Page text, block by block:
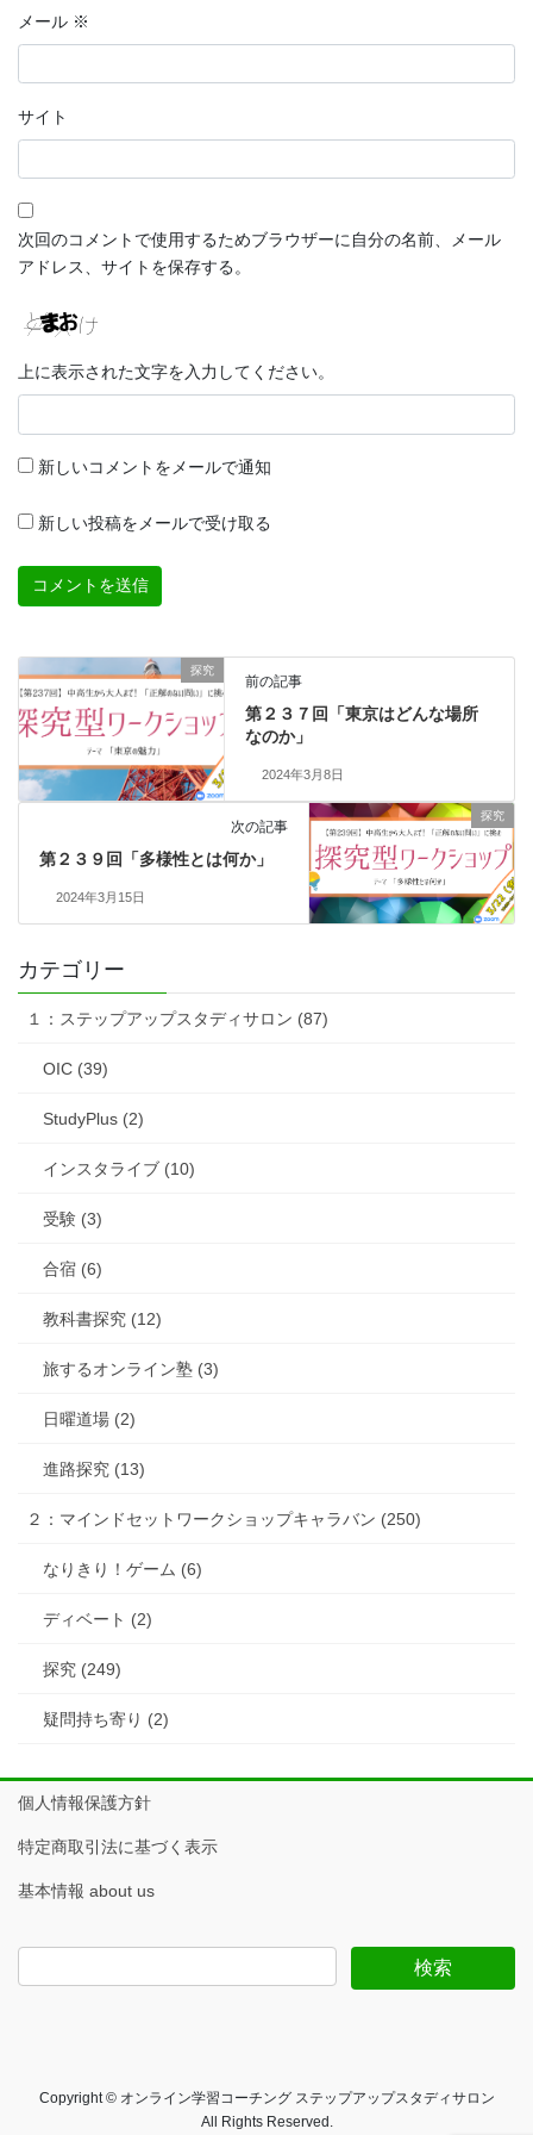
メール ※
サイト
次回のコメントで使用するためブラウザーに自分の名前、メール
アドレス、サイトを保存する。
上に表示された文字を入力してください。
新しいコメントをメールで通知
新しい投稿をメールで受け取る
探究
前の記事
第２３７回「東京はどんな場所
なのか」
2024年3月8日
探究
次の記事
第２３９回「多様性とは何か」
2024年3月15日
カテゴリー
１：ステップアップスタディサロン (87)
OIC (39)
StudyPlus (2)
インスタライブ (10)
受験 (3)
合宿 (6)
教科書探究 (12)
旅するオンライン塾 (3)
日曜道場 (2)
進路探究 (13)
２：マインドセットワークショップキャラバン (250)
なりきり！ゲーム (6)
ディベート (2)
探究 (249)
疑問持ち寄り (2)
個人情報保護方針
特定商取引法に基づく表示
基本情報 about us
Copyright © オンライン学習コーチング ステップアップスタディサロン
All Rights Reserved.